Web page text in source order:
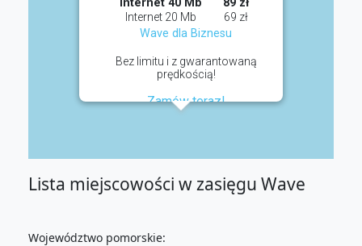
Internet 20 Mb
69 zł
Wave dla Biznesu
Bez limitu i z gwarantowaną
prędkością!
Zamów teraz!
Lista miejscowości w zasięgu Wave
Województwo pomorskie: